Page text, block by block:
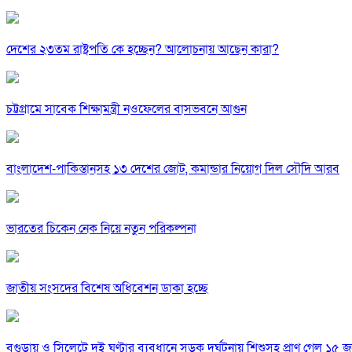
দেশের ২৩তম রাষ্ট্রপতি কে হচ্ছেন? আলোচনায় আছেন কারা?
চট্টগ্রামে সাবেক শিক্ষামন্ত্রী নওফেলের বাসভবনে আগুন
বাংলাদেশ-পাকিস্তানসহ ১৩ দেশের জোট, কমান্ডার নিয়োগ দিল সৌদি আরব
ভারতের চিকেন নেক নিয়ে নতুন পরিকল্পনা
জাতীয় সংসদের বিশেষ অধিবেশন ডাকা হচ্ছে
বগুড়ায় ও সিলেটে দুই ঘণ্টার ব্যবধানে সড়ক দুর্ঘটনায় শিশুসহ প্রাণ গেল ১৫